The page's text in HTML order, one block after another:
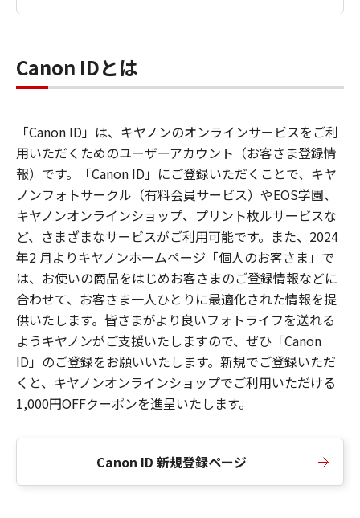
Canon IDとは
「Canon ID」は、キヤノンのオンラインサービスをご利
用いただくためのユーザーアカウント（お客さま登録情
報）です。「Canon ID」にご登録いただくことで、キヤ
ノンフォトサークル（有料会員サービス）やEOS学園、
キヤノンオンラインショップ、プリント枚ルサービスな
ど、さまざまなサービスがご利用可能です。また、2024
年2 月よりキヤノンホームページ「個人のお客さま」で
は、お使いの商品をはじめお客さまのご登録情報などに
合わせて、お客さま一人ひとりに最適化された情報を提
供いたします。皆さまがより良いフォトライフを送れる
ようキヤノンがご支援いたしますので、ぜひ「Canon
ID」のご登録をお願いいたします。新規でご登録いただ
くと、キヤノンオンラインショップでご利用いただける
1,000円OFFクーポンを進呈いたします。
Canon ID 新規登録ページ